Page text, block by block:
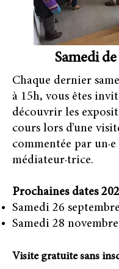
Samedi de
Chaque dernier
à 15h, vous êtes
découvrir les
cours lors d’une
commentée par un·e
médiateur·trice.
Prochaines dates
Samedi 26
Samedi 28
Visite gratuite sans